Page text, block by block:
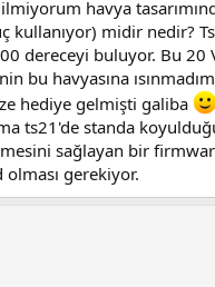
yavaşlığın, 2 A akım limiti
kaynaklandığını da
iki gönderide ayrıca
havya
kullanıyor) midir nedir?
dereceyi buluyor. Bu 20
bu havyasına
hediye gelmişti galiba
ts21'de standa
sağlayan bir
gerekiyor.